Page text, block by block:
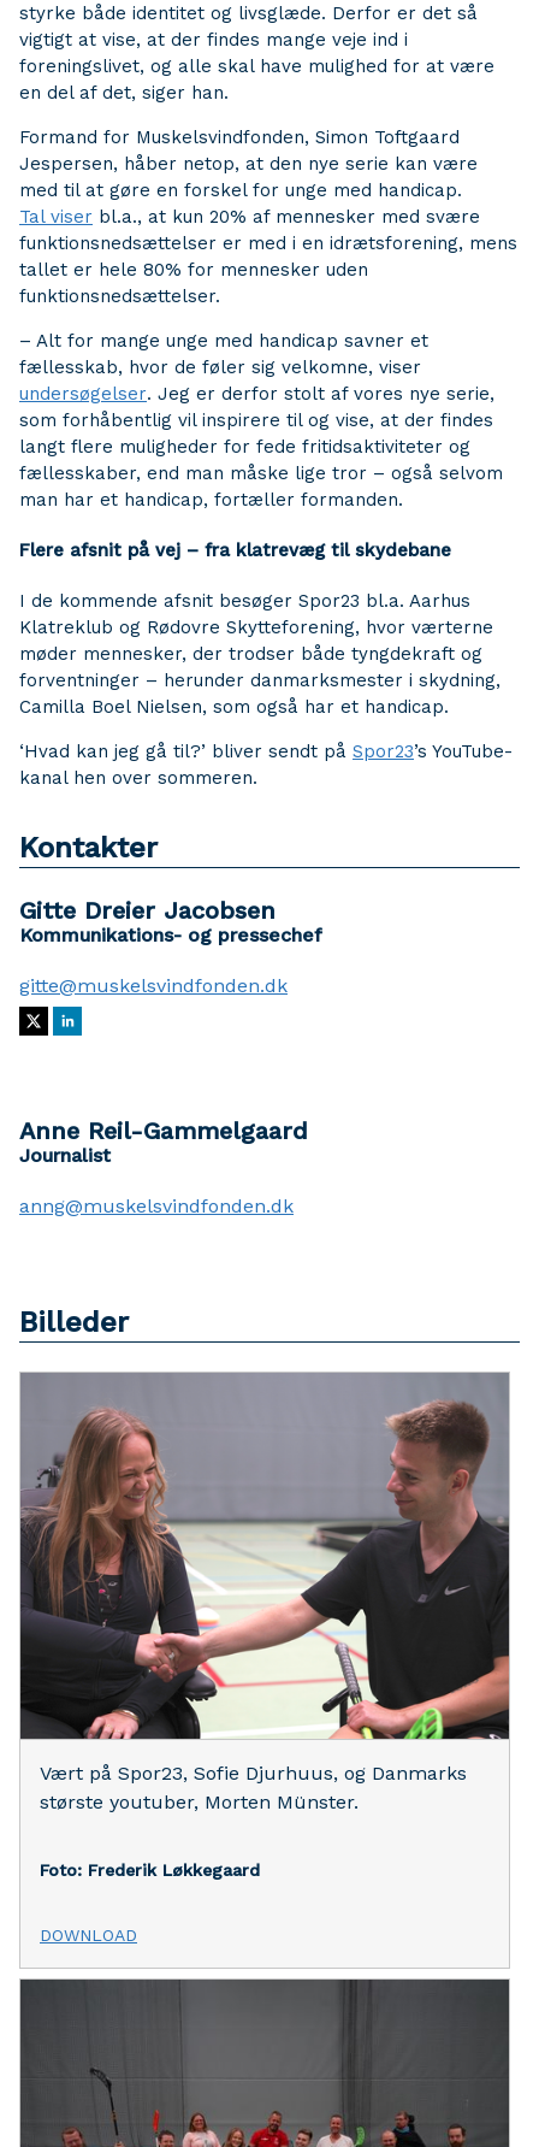
styrke både identitet og livsglæde. Derfor er det så
vigtigt at vise, at der findes mange veje ind i
foreningslivet, og alle skal have mulighed for at være
en del af det, siger han.
Formand for Muskelsvindfonden, Simon Toftgaard
Jespersen, håber netop, at den nye serie kan være
med til at gøre en forskel for unge med handicap.
Tal viser bl.a., at kun 20% af mennesker med svære
funktionsnedsættelser er med i en idrætsforening, mens
tallet er hele 80% for mennesker uden
funktionsnedsættelser.
– Alt for mange unge med handicap savner et
fællesskab, hvor de føler sig velkomne, viser
undersøgelser. Jeg er derfor stolt af vores nye serie,
som forhåbentlig vil inspirere til og vise, at der findes
langt flere muligheder for fede fritidsaktiviteter og
fællesskaber, end man måske lige tror – også selvom
man har et handicap, fortæller formanden.
Flere afsnit på vej – fra klatrevæg til skydebane
I de kommende afsnit besøger Spor23 bl.a. Aarhus
Klatreklub og Rødovre Skytteforening, hvor værterne
møder mennesker, der trodser både tyngdekraft og
forventninger – herunder danmarksmester i skydning,
Camilla Boel Nielsen, som også har et handicap.
‘Hvad kan jeg gå til?’ bliver sendt på Spor23’s YouTube-
kanal hen over sommeren.
Kontakter
Gitte Dreier Jacobsen
Kommunikations- og pressechef
gitte@muskelsvindfonden.dk
Anne Reil-Gammelgaard
Journalist
anng@muskelsvindfonden.dk
Billeder
Vært på Spor23, Sofie Djurhuus, og Danmarks
største youtuber, Morten Münster.
Foto: Frederik Løkkegaard
DOWNLOAD